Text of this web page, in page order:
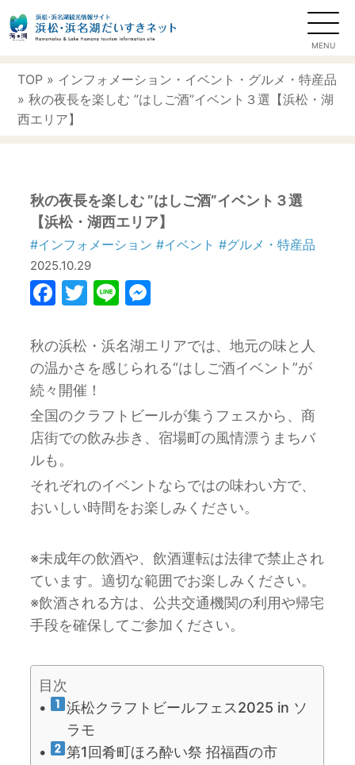
TOP » インフォメーション ・ イベント ・ グルメ・特産品
» 秋の夜長を楽しむ ”はしご酒”イベント３選【浜松・湖
西エリア】
秋の夜長を楽しむ ”はしご酒”イベント３選
【浜松・湖西エリア】
#インフォメーション #イベント #グルメ・特産品
2025.10.29
Facebook
Twitter
Line
秋の浜松・浜名湖エリアでは、地元の味と人
の温かさを感じられる“はしご酒イベント”が
続々開催！
全国のクラフトビールが集うフェスから、商
店街での飲み歩き、宿場町の風情漂うまちバ
ルも。
それぞれのイベントならではの味わい方で、
おいしい時間をお楽しみください。
※未成年の飲酒や、飲酒運転は法律で禁止され
ています。適切な範囲でお楽しみください。
※飲酒される方は、公共交通機関の利用や帰宅
手段を確保してご参加ください。
目次
浜松クラフトビールフェス2025 in ソ
ラモ
第1回肴町ほろ酔い祭 招福酉の市